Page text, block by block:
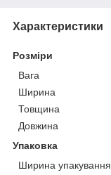
Характеристики
Розміри
Вага
Ширина
Товщина
Довжина
Упаковка
Ширина упакування